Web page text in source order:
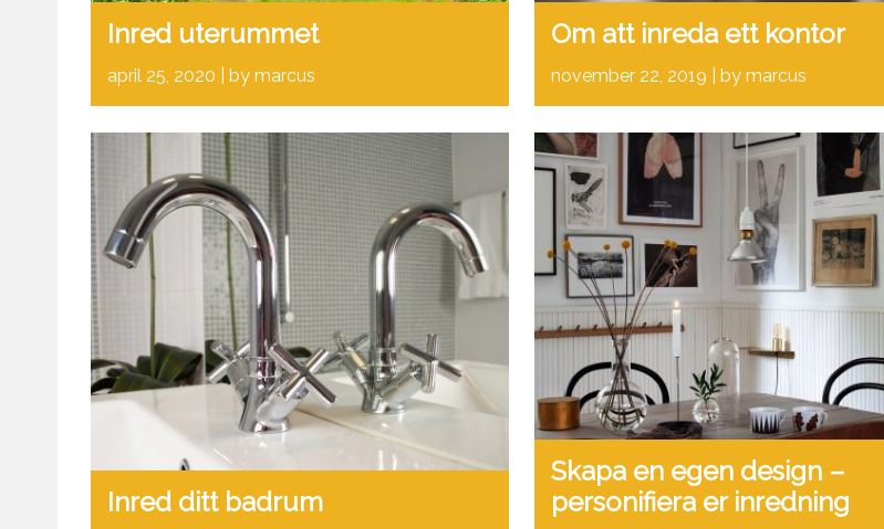
Inred uterummet
april 25, 2020 by marcus
Om att inreda ett kontor
november 22, 2019 by marcus
Inred ditt badrum
Skapa en egen design –
personifiera er inredning